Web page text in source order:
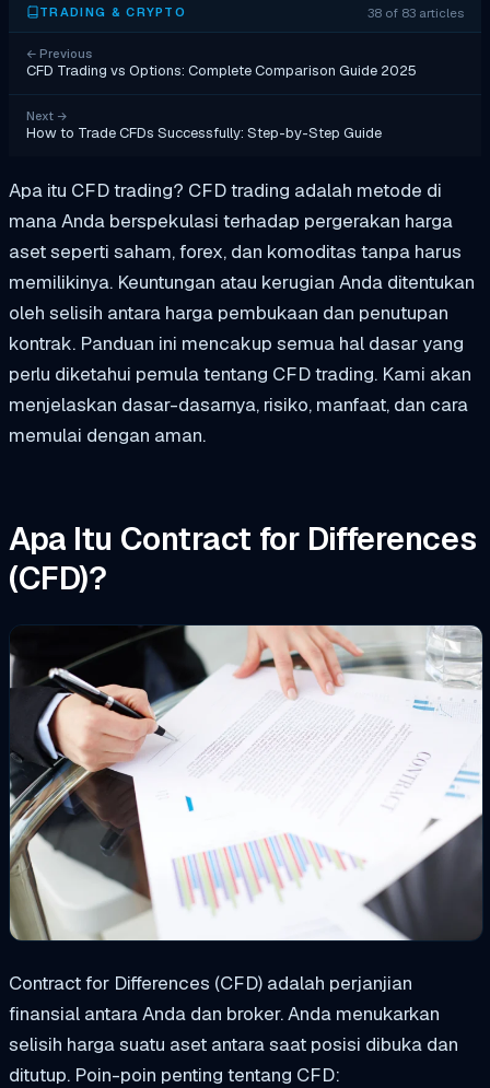
TRADING & CRYPTO 38 of 83 articles
← Previous
CFD Trading vs Options: Complete Comparison Guide 2025
Next →
How to Trade CFDs Successfully: Step-by-Step Guide
Apa itu CFD trading? CFD trading adalah metode di
mana Anda berspekulasi terhadap pergerakan harga
aset seperti saham, forex, dan komoditas tanpa harus
memilikinya. Keuntungan atau kerugian Anda ditentukan
oleh selisih antara harga pembukaan dan penutupan
kontrak. Panduan ini mencakup semua hal dasar yang
perlu diketahui pemula tentang CFD trading. Kami akan
menjelaskan dasar-dasarnya, risiko, manfaat, dan cara
memulai dengan aman.
Apa Itu Contract for Differences
(CFD)?
Contract for Differences (CFD) adalah perjanjian
finansial antara Anda dan broker. Anda menukarkan
selisih harga suatu aset antara saat posisi dibuka dan
ditutup. Poin-poin penting tentang CFD: